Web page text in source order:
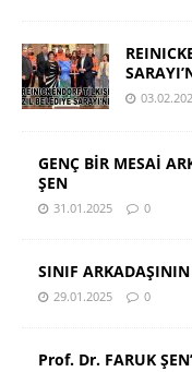
GENÇ BİR MESAİ
ŞEN
31.01.2025 0
SINIF
29.01.2025 0
Prof. Dr. FARUK